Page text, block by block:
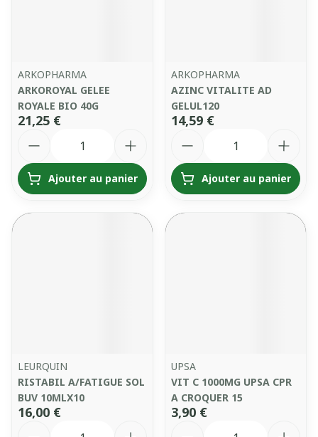
ARKOPHARMA
ARKOROYAL GELEE
ROYALE BIO 40G
21,25 €
Ajouter au panier
ARKOPHARMA
AZINC VITALITE AD
GELUL120
14,59 €
Ajouter au panier
LEURQUIN
RISTABIL A/FATIGUE SOL
BUV 10MLX10
16,00 €
UPSA
VIT C 1000MG UPSA CPR
A CROQUER 15
3,90 €